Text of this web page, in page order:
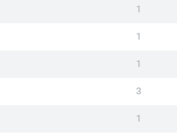
1
1
1
3
1